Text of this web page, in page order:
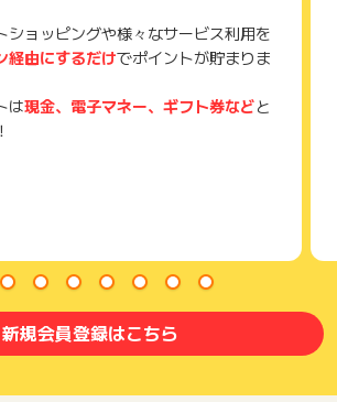
ショッピングや様々なサービス利用を
経由にするだけでポイントが貯まりま
は現金、電子マネー、ギフト券などと
新規会員登録はこちら